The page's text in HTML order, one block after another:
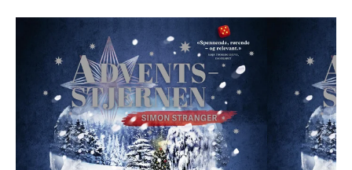
Elizabeth Strout
Hitster
Hypopressiv trening
The Housemaid